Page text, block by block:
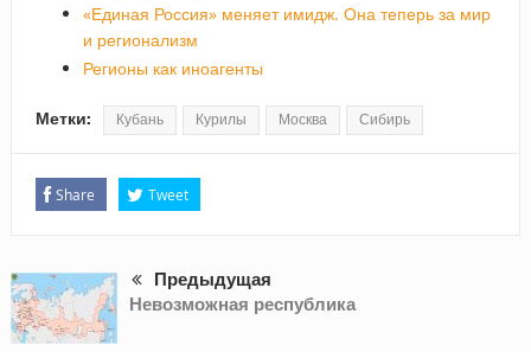
«Единая Россия» меняет имидж. Она теперь за мир
и регионализм
Регионы как иноагенты
Метки: Кубань Курилы Москва Сибирь
Share Tweet
Предыдущая
Невозможная республика